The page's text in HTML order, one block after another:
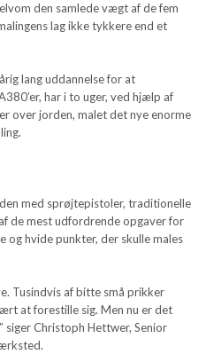
den samlede vægt af de fem
lag ikke tykkere end et
lang uddannelse for at
har i to uger, ved hjælp af
over jorden, malet det nye enorme
med sprøjtepistoler, traditionelle
de mest udfordrende opgaver for
og hvide punkter, der skulle males
Tusindvis af bitte små prikker
at forestille sig. Men nu er det
Christoph Hettwer, Senior